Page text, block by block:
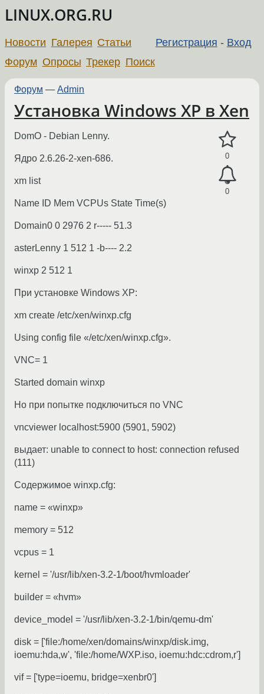
LINUX.ORG.RU
Регистрация - Вход
Новости Галерея Статьи
Форум Опросы Трекер Поиск
Форум — Admin
Установка Windows XP в Xen
0
0
DomO - Debian Lenny.
Ядро 2.6.26-2-xen-686.
xm list
Name ID Mem VCPUs State Time(s)
Domain0 0 2976 2 r----- 51.3
asterLenny 1 512 1 -b---- 2.2
winxp 2 512 1
При установке Windows XP:
xm create /etc/xen/winxp.cfg
Using config file «/etc/xen/winxp.cfg».
VNC= 1
Started domain winxp
Но при попытке подключиться по VNC
vncviewer localhost:5900 (5901, 5902)
выдает: unable to connect to host: connection refused
(111)
Содержимое winxp.cfg:
name = «winxp»
memory = 512
vcpus = 1
kernel = '/usr/lib/xen-3.2-1/boot/hvmloader'
builder = «hvm»
device_model = '/usr/lib/xen-3.2-1/bin/qemu-dm'
disk = ['file:/home/xen/domains/winxp/disk.img,
ioemu:hda,w', 'file:/home/WXP.iso, ioemu:hdc:cdrom,r']
vif = ['type=ioemu, bridge=xenbr0']